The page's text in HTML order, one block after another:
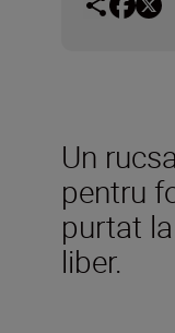
Un
pentru
purtat
liber.